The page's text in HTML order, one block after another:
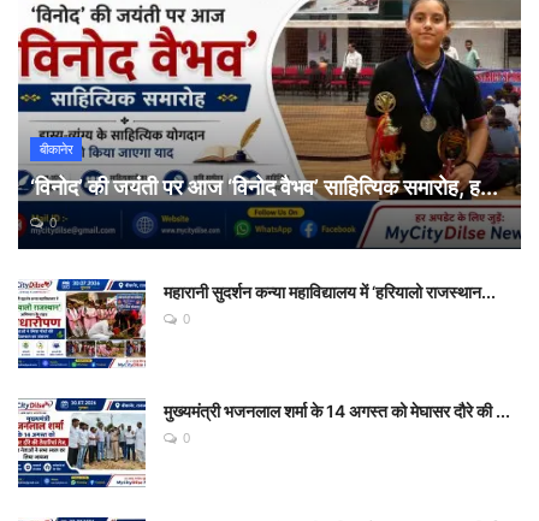
बीकानेर
‘विनोद’ की जयंती पर आज ‘विनोद वैभव’ साहित्यिक समारोह, ह...
0
महारानी सुदर्शन कन्या महाविद्यालय में ‘हरियालो राजस्थान...
0
मुख्यमंत्री भजनलाल शर्मा के 14 अगस्त को मेघासर दौरे की ...
0